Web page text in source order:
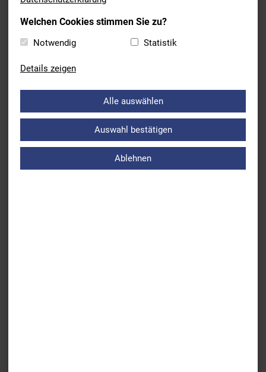
JAHRGANGSMEISTERSCHAFTEN
2021 ABGESAGT
In Absprache mit den Fachwarten der Bezirke werden die
diesjährigen bayerischen Jahrgangsmeisterschaften
abgesagt.
BSV führte Videokonferenz mit den
Welchen Cookies stimmen Sie zu?
Notwendig Statistik
Details zeigen
Alle auswählen
Auswahl bestätigen
Ablehnen